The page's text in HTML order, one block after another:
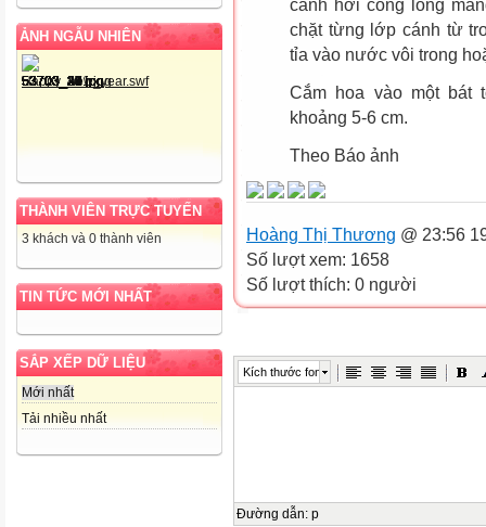
ẢNH NGẪU NHIÊN
THÀNH VIÊN TRỰC TUYẾN
3 khách và 0 thành viên
TIN TỨC MỚI NHẤT
SẮP XẾP DỮ LIỆU
Mới nhất
Tải nhiều nhất
cánh hơi cong lòng
chặt từng lớp cánh từ
tỉa vào nước vôi trong
Cắm hoa vào một bát
khoảng 5-6 cm.
Theo Báo ảnh
Hoàng Thị Thương @ 23:56
Số lượt xem: 1658
Số lượt thích: 0 người
Kích thước font
Đường dẫn: p